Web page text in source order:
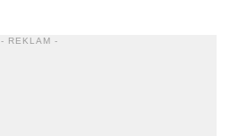
- REKLAM -